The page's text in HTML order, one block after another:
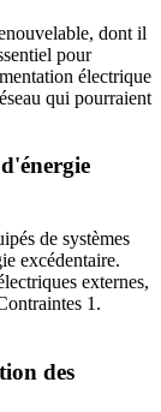
dont il
pour
électrique
qui pourraient
de systèmes
excédentaire.
externes,
1.
des